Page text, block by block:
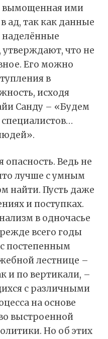
вымощенная ими
ад, так как данные
что не
Его можно
в
исходя
Санду – «Будем
опасность. Ведь не
лучше с умным
найти. Пусть даже
и поступках.
в одночасье
всего годы
постепенным
лестнице –
и по вертикали, –
с различными
на основе
выстроенной
Но об этих